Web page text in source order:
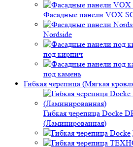
Фасадные панели VOX
Nordside
под кирпич
под камень
Гибкая черепица (Мягкая
Гибкая черепица Docke
(Ламинированная)